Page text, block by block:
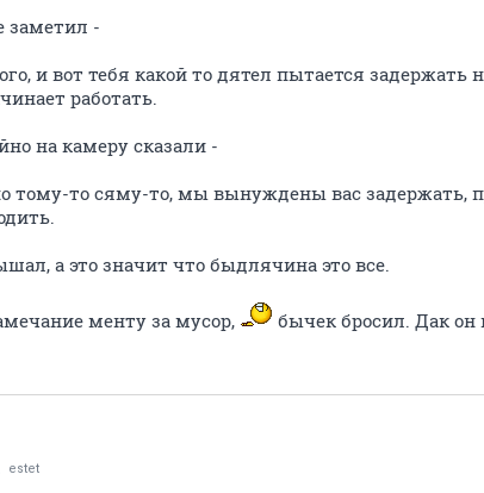
заметил -
и вот тебя какой то дятел пытается
работать.
на камеру сказали -
тому-то сяму-то, мы вынуждены вас задержать,
а это значит что быдлячина это все.
менту за мусор, бычек бросил. Дак
estet